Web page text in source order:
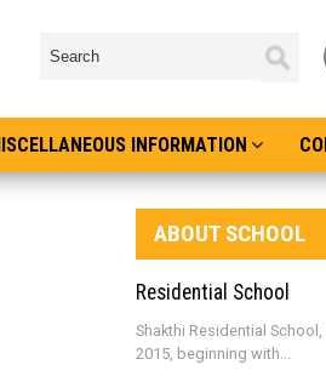
INFORMATION
ABOUT SCHOOL
Residential School
Shakthi Residential
2015, beginning with...